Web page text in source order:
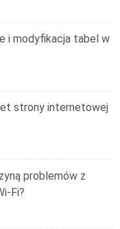
i modyfikacja tabel w
strony internetowej
problemów z
Fi?